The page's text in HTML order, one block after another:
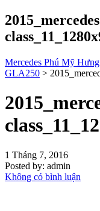
Mercedes Phú Mỹ Hưng
GLA250 >
1 Tháng 7, 2016
Posted by: admin
Không có bình luận